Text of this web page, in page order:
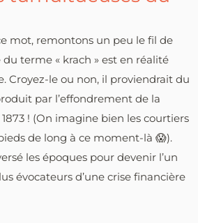
mot, remontons un peu le fil de
du terme « krach » est en réalité
Croyez-le ou non, il proviendrait du
par l’effondrement de la
! (On imagine bien les courtiers
de long à ce moment-là 😱).
les époques pour devenir l’un
évocateurs d’une crise financière